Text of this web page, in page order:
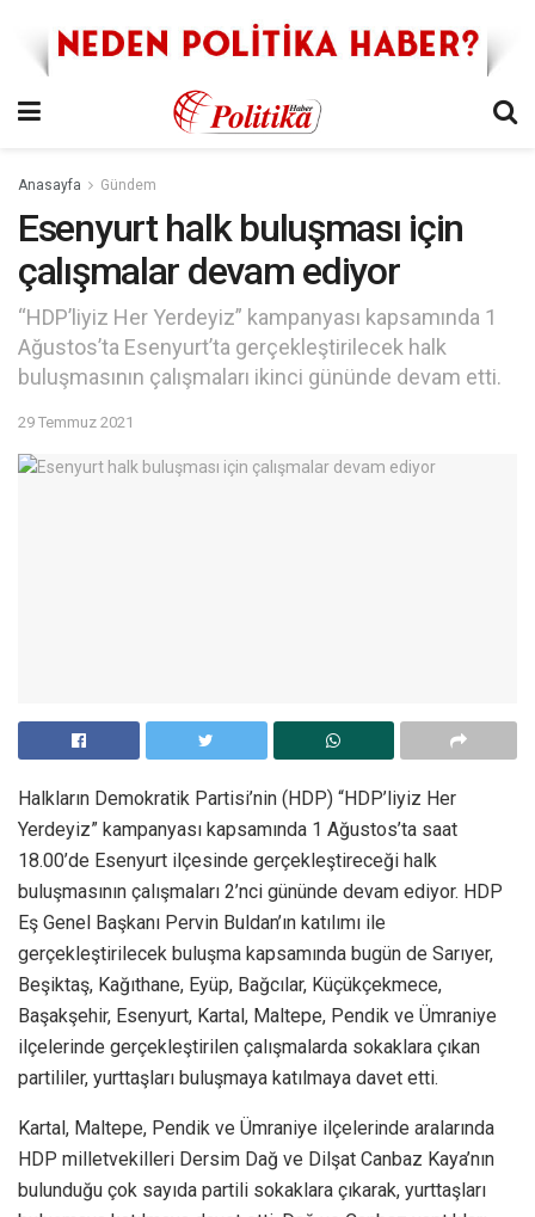
Anasayfa Gündem
Esenyurt halk buluşması için
çalışmalar devam ediyor
“HDP’liyiz Her Yerdeyiz” kampanyası kapsamında 1
Ağustos’ta Esenyurt’ta gerçekleştirilecek halk
buluşmasının çalışmaları ikinci gününde devam etti.
29 Temmuz 2021
Halkların Demokratik Partisi’nin (HDP) “HDP’liyiz Her
Yerdeyiz” kampanyası kapsamında 1 Ağustos’ta saat
18.00’de Esenyurt ilçesinde gerçekleştireceği halk
buluşmasının çalışmaları 2’nci gününde devam ediyor. HDP
Eş Genel Başkanı Pervin Buldan’ın katılımı ile
gerçekleştirilecek buluşma kapsamında bugün de Sarıyer,
Beşiktaş, Kağıthane, Eyüp, Bağcılar, Küçükçekmece,
Başakşehir, Esenyurt, Kartal, Maltepe, Pendik ve Ümraniye
ilçelerinde gerçekleştirilen çalışmalarda sokaklara çıkan
partililer, yurttaşları buluşmaya katılmaya davet etti.
Kartal, Maltepe, Pendik ve Ümraniye ilçelerinde aralarında
HDP milletvekilleri Dersim Dağ ve Dilşat Canbaz Kaya’nın
bulunduğu çok sayıda partili sokaklara çıkarak, yurttaşları